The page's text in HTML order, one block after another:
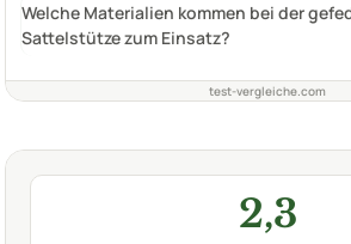
Welche Materialien kommen bei der
Sattelstütze zum Einsatz?
test-vergleiche.com
2,3